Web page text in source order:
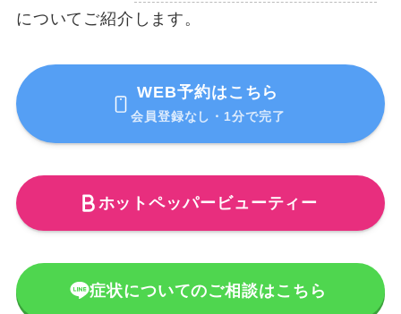
についてご紹介します。
WEB予約はこちら
会員登録なし・1分で完了
ホットペッパービューティー
症状についてのご相談はこちら